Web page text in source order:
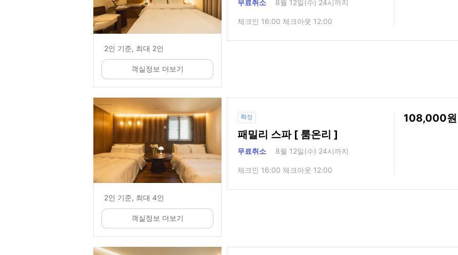
2인 기준, 최대 2인
객실정보 더보기
무료취소 8월 12일(수) 24시까지
체크인 16:00 체크아웃 12:00
2인 기준, 최대 4인
객실정보 더보기
확정
패밀리 스파 [ 룸온리 ]
무료취소 8월 12일(수) 24시까지
체크인 16:00 체크아웃 12:00
108,000